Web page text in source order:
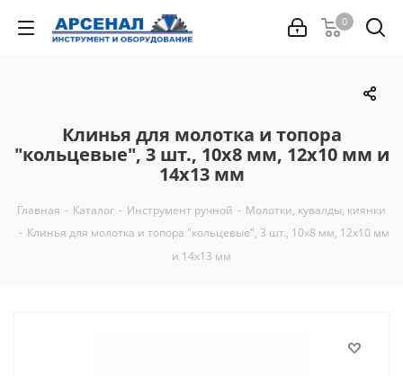
0
Клинья для молотка и топора
"кольцевые", 3 шт., 10х8 мм, 12х10 мм и
14х13 мм
Главная - Каталог - Инструмент ручной - Молотки, кувалды, киянки
- Клинья для молотка и топора "кольцевые", 3 шт., 10х8 мм, 12х10 мм
и 14х13 мм